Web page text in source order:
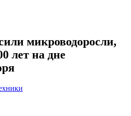
микроводоросли,
лет на дне